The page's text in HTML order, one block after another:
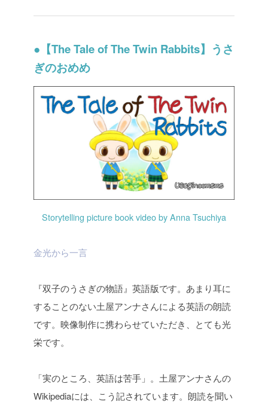
●【The Tale of The Twin Rabbits】うさ
ぎのおめめ
Storytelling picture book video by Anna Tsuchiya
金光から一言
『双子のうさぎの物語』英語版です。あまり耳に
することのない土屋アンナさんによる英語の朗読
です。映像制作に携わらせていただき、とても光
栄です。
「実のところ、英語は苦手」。土屋アンナさんの
Wikipediaには、こう記されています。朗読を聞い